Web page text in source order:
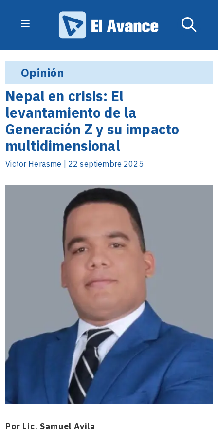
Opinión
Nepal en crisis: El
levantamiento de la
Generación Z y su impacto
multidimensional
Victor Herasme | 22 septiembre 2025
Por Lic. Samuel Avila